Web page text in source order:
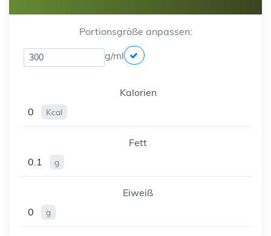
Portionsgröße anpassen:
g/ml
Kalorien
0
Kcal
Fett
0.1
g
Eiweiß
0
g